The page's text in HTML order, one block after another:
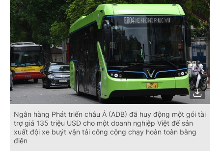
Ngân hàng Phát triển châu Á (ADB) đã huy động một gói tài
trợ giá 135 triệu USD cho một doanh nghiệp Việt để sản
xuất đội xe buýt vận tải công cộng chạy hoàn toàn bằng
điện